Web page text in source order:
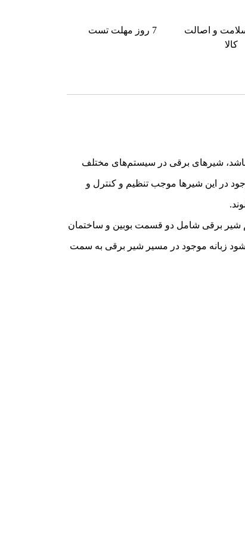
و اصالت
کالا
7 روز مهلت تست
می‌باشد، شیرهای برقی در سیستم‌های مختلف
در این شیرها موجب تنظیم و کنترل و
شیر برقی شامل دو قسمت بوبین و ساختمان
زبانه موجود در مسیر شیر برقی به سمت